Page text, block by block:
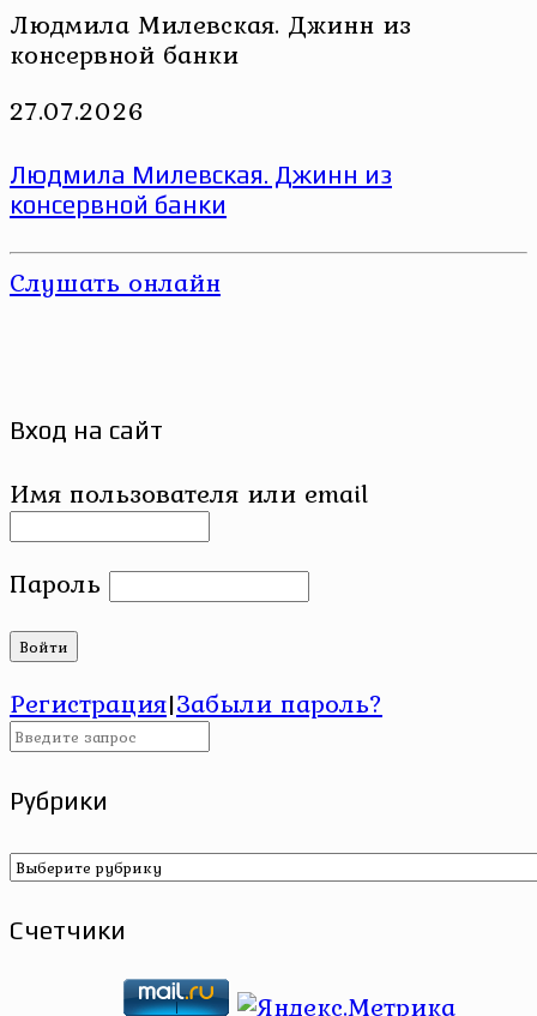
Людмила Милевская. Джинн из
консервной банки
27.07.2026
Людмила Милевская. Джинн из
консервной банки
Слушать онлайн
Вход на сайт
Имя пользователя или email
Пароль
Регистрация|Забыли пароль?
Рубрики
Рубрики
Счетчики